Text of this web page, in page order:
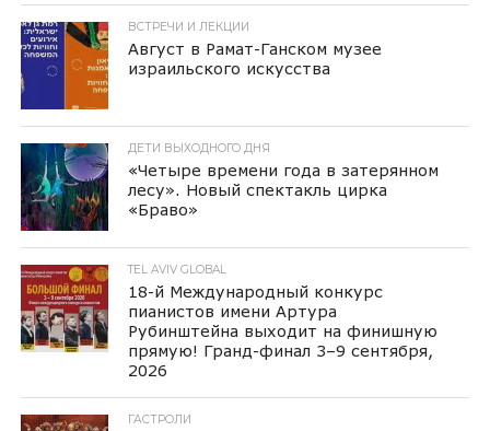
ВСТРЕЧИ И ЛЕКЦИИ
Август в Рамат-Ганском музее
израильского искусства
ДЕТИ ВЫХОДНОГО ДНЯ
«Четыре времени года в затерянном
лесу». Новый спектакль цирка
«Браво»
TEL AVIV GLOBAL
18-й Международный конкурс
пианистов имени Артура
Рубинштейна выходит на финишную
прямую! Гранд-финал 3–9 сентября,
2026
ГАСТРОЛИ